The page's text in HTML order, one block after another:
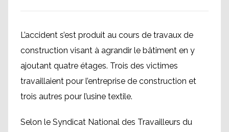
L’accident s’est produit au cours de travaux de
construction visant à agrandir le bâtiment en y
ajoutant quatre étages. Trois des victimes
travaillaient pour l’entreprise de construction et
trois autres pour l’usine textile.
Selon le Syndicat National des Travailleurs du